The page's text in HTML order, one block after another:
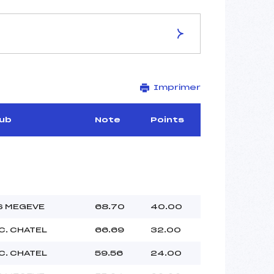
–
–
Imprimer
Note Points
MEGEVE 68.70 40.00
CHATEL 66.69 32.00
CHATEL 59.56 24.00